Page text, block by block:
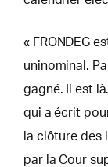
« FRONDEG
uninominal.
gagné. Il est
qui a écrit
la clôture des
par la Cour